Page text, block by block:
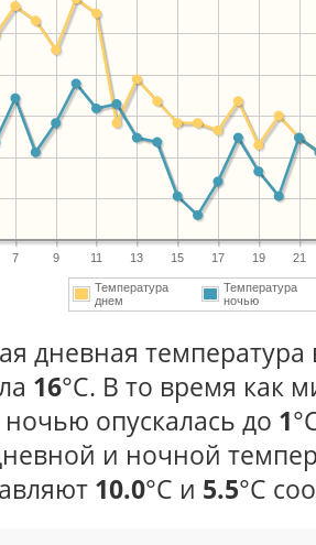
7 9 11 13 15 17 19 21
Температура
днем
Температура
ночью
дневная температура
16°С. В то время как
опускалась до 1
и ночной
10.0°С и 5.5°С